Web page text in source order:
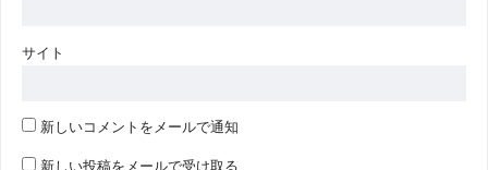
サイト
新しいコメントをメールで通知
新しい投稿をメールで受け取る